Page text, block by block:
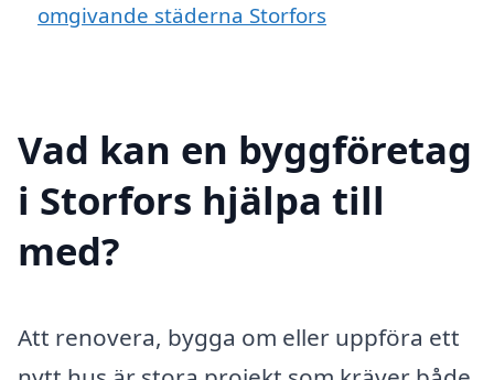
omgivande städerna Storfors
Vad kan en byggföretag
i Storfors hjälpa till
med?
Att renovera, bygga om eller uppföra ett